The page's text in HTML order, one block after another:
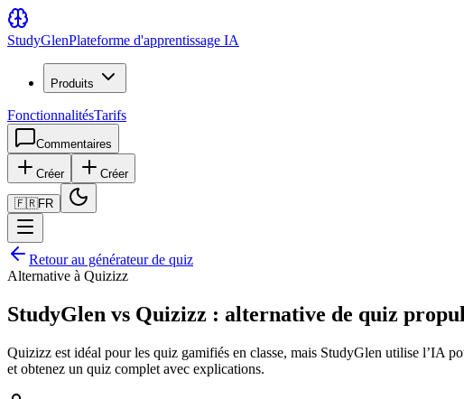
StudyGlenPlateforme d'apprentissage IA
Produits
FonctionnalitésTarifs
Commentaires
Créer Créer
🇫🇷FR
Retour au générateur de quiz
Alternative à Quizizz
StudyGlen vs Quizizz : alternative de quiz
Quizizz est idéal pour les quiz gamifiés en classe, mais StudyGlen utilise l’IA
et obtenez un quiz complet avec explications.